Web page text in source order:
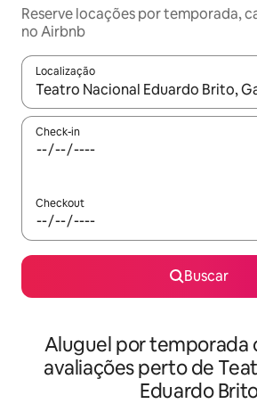
Reserve locações por temporada,
no Airbnb
Localização
Quando os resultados estiverem
Check-in
Checkout
Buscar
Aluguel por temporada
avaliações perto de
Eduardo